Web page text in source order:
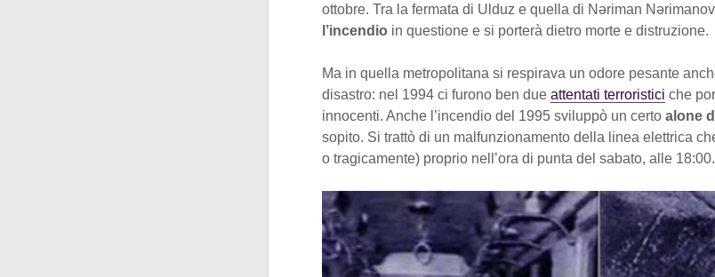
ottobre. Tra la fermata di Ulduz e quella di Nəriman
l’incendio in questione e si porterà dietro morte e distruzione.
Ma in quella metropolitana si respirava un odore pesante
disastro: nel 1994 ci furono ben due attentati terroristici che
innocenti. Anche l’incendio del 1995 sviluppò un certo alone
sopito. Si trattò di un malfunzionamento della linea elettrica
o tragicamente) proprio nell’ora di punta del sabato, alle 18:00.